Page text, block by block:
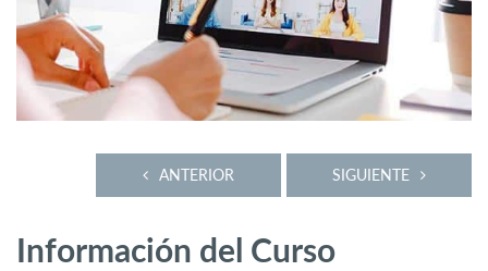
SIGUIENTE
ANTERIOR
Información del Curso